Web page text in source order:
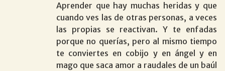
Aprender que hay muchas heridas y que
cuando ves las de otras personas, a veces
las propias se reactivan. Y te enfadas
porque no querías, pero al mismo tiempo
te conviertes en cobijo y en ángel y en
mago que saca amor a raudales de un baúl